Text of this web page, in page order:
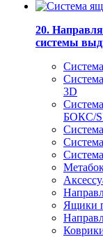
20.
системы
3D
БОКС/
Ящики